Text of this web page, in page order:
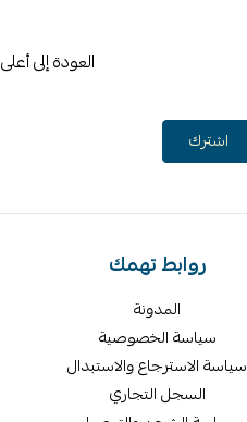
العودة إلى أعلى
اشترك
روابط تهمك
المدونة
سياسة الخصوصية
سياسة الاسترجاع والاستبدال
السجل التجاري